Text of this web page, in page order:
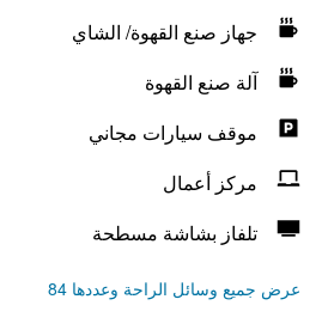
جهاز صنع القهوة/ الشاي
آلة صنع القهوة
موقف سيارات مجاني
مركز أعمال
تلفاز بشاشة مسطحة
عرض جميع وسائل الراحة وعددها 84